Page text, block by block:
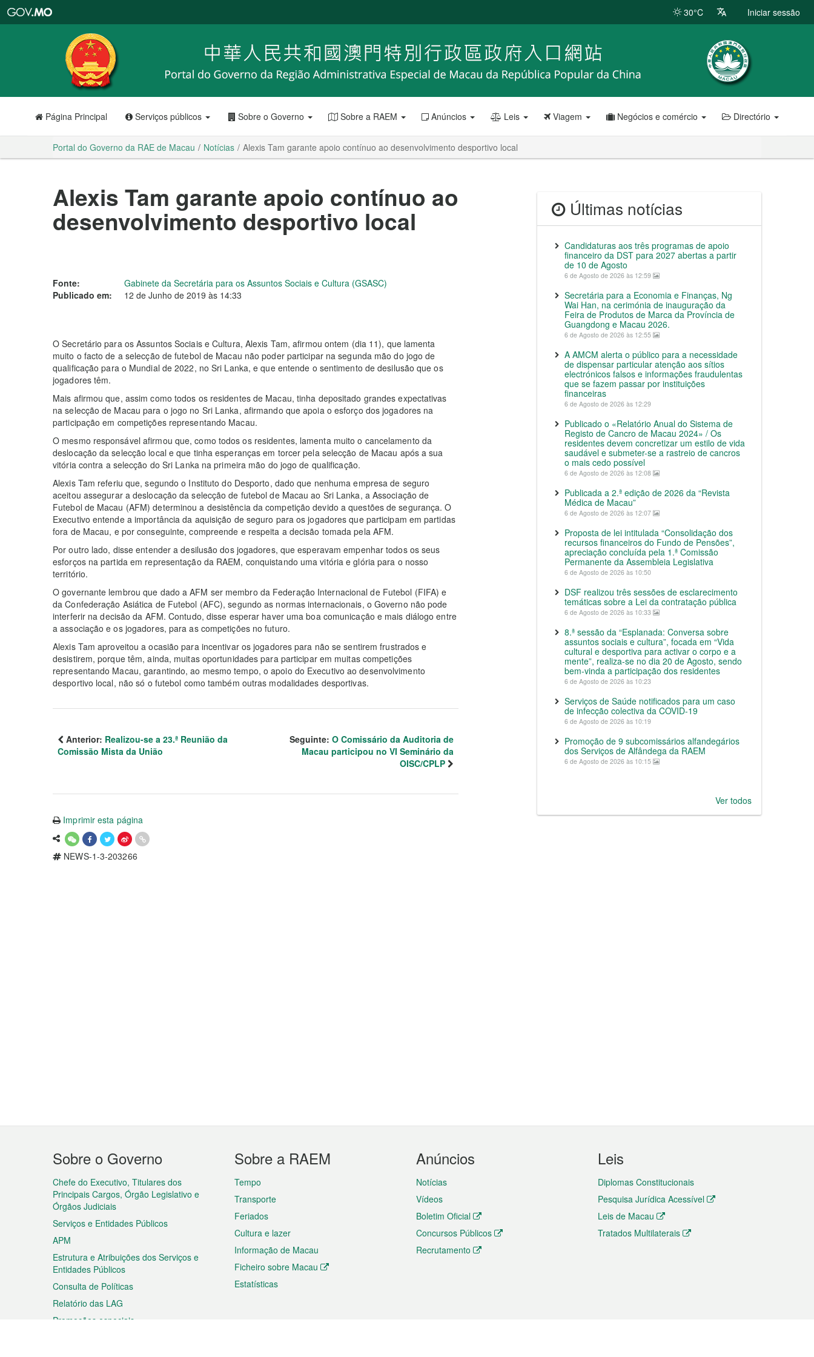
RAE
de
Macau
30°C Iniciar sessão
Página Principal Serviços públicos Sobre o Governo Sobre a RAEM Anúncios Leis Viagem Negócios e comércio Directório
Portal do Governo da RAE de Macau Notícias Alexis Tam garante apoio contínuo ao desenvolvimento desportivo local
Alexis Tam garante apoio contínuo ao
desenvolvimento desportivo local
Fonte:
Gabinete da Secretária para os Assuntos Sociais e Cultura (GSASC)
Publicado em:
12 de Junho de 2019 às 14:33
O Secretário para os Assuntos Sociais e Cultura, Alexis Tam, afirmou ontem (dia 11), que lamenta
muito o facto de a selecção de futebol de Macau não poder participar na segunda mão do jogo de
qualificação para o Mundial de 2022, no Sri Lanka, e que entende o sentimento de desilusão que os
jogadores têm.
Mais afirmou que, assim como todos os residentes de Macau, tinha depositado grandes expectativas
na selecção de Macau para o jogo no Sri Lanka, afirmando que apoia o esforço dos jogadores na
participação em competições representando Macau.
O mesmo responsável afirmou que, como todos os residentes, lamenta muito o cancelamento da
deslocação da selecção local e que tinha esperanças em torcer pela selecção de Macau após a sua
vitória contra a selecção do Sri Lanka na primeira mão do jogo de qualificação.
Alexis Tam referiu que, segundo o Instituto do Desporto, dado que nenhuma empresa de seguro
aceitou assegurar a deslocação da selecção de futebol de Macau ao Sri Lanka, a Associação de
Futebol de Macau (AFM) determinou a desistência da competição devido a questões de segurança. O
Executivo entende a importância da aquisição de seguro para os jogadores que participam em partidas
fora de Macau, e por conseguinte, compreende e respeita a decisão tomada pela AFM.
Por outro lado, disse entender a desilusão dos jogadores, que esperavam empenhar todos os seus
esforços na partida em representação da RAEM, conquistando uma vitória e glória para o nosso
território.
O governante lembrou que dado a AFM ser membro da Federação Internacional de Futebol (FIFA) e
da Confederação Asiática de Futebol (AFC), segundo as normas internacionais, o Governo não pode
interferir na decisão da AFM. Contudo, disse esperar haver uma boa comunicação e mais diálogo entre
a associação e os jogadores, para as competições no futuro.
Alexis Tam aproveitou a ocasião para incentivar os jogadores para não se sentirem frustrados e
desistirem, porque têm, ainda, muitas oportunidades para participar em muitas competições
representando Macau, garantindo, ao mesmo tempo, o apoio do Executivo ao desenvolvimento
desportivo local, não só o futebol como também outras modalidades desportivas.
Anterior: Realizou-se a 23.ª Reunião da
Comissão Mista da União
Seguinte: O Comissário da Auditoria de
Macau participou no VI Seminário da
OISC/CPLP
Imprimir esta página
NEWS-1-3-203266
Últimas notícias
Candidaturas aos três programas de apoio
financeiro da DST para 2027 abertas a partir
de 10 de Agosto
6 de Agosto de 2026 às 12:59
Secretária para a Economia e Finanças, Ng
Wai Han, na cerimónia de inauguração da
Feira de Produtos de Marca da Província de
Guangdong e Macau 2026.
6 de Agosto de 2026 às 12:55
A AMCM alerta o público para a necessidade
de dispensar particular atenção aos sítios
electrónicos falsos e informações fraudulentas
que se fazem passar por instituições
financeiras
6 de Agosto de 2026 às 12:29
Publicado o «Relatório Anual do Sistema de
Registo de Cancro de Macau 2024» / Os
residentes devem concretizar um estilo de vida
saudável e submeter-se a rastreio de cancros
o mais cedo possível
6 de Agosto de 2026 às 12:08
Publicada a 2.ª edição de 2026 da “Revista
Médica de Macau”
6 de Agosto de 2026 às 12:07
Proposta de lei intitulada “Consolidação dos
recursos financeiros do Fundo de Pensões”,
apreciação concluída pela 1.ª Comissão
Permanente da Assembleia Legislativa
6 de Agosto de 2026 às 10:50
DSF realizou três sessões de esclarecimento
temáticas sobre a Lei da contratação pública
6 de Agosto de 2026 às 10:33
8.ª sessão da “Esplanada: Conversa sobre
assuntos sociais e cultura”, focada em “Vida
cultural e desportiva para activar o corpo e a
mente”, realiza-se no dia 20 de Agosto, sendo
bem-vinda a participação dos residentes
6 de Agosto de 2026 às 10:23
Serviços de Saúde notificados para um caso
de infecção colectiva da COVID-19
6 de Agosto de 2026 às 10:19
Promoção de 9 subcomissários alfandegários
dos Serviços de Alfândega da RAEM
6 de Agosto de 2026 às 10:15
Ver todos
Menu
do
rodapé
Sobre o Governo
Chefe do Executivo, Titulares dos
Principais Cargos, Órgão Legislativo e
Órgãos Judiciais
Serviços e Entidades Públicos
APM
Estrutura e Atribuições dos Serviços e
Entidades Públicos
Consulta de Políticas
Relatório das LAG
Promoções especiais
Sobre a RAEM
Tempo
Transporte
Feriados
Cultura e lazer
Informação de Macau
Ficheiro sobre Macau
Estatísticas
Anúncios
Notícias
Vídeos
Boletim Oficial
Concursos Públicos
Recrutamento
Leis
Diplomas Constitucionais
Pesquisa Jurídica Acessível
Leis de Macau
Tratados Multilaterais